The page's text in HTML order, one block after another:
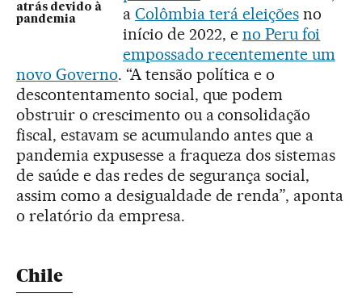
atrás devido à
pandemia
a Colômbia terá eleiçõesno
início de 2022, e no Peru foi
empossado recentemente um
novo Governo. “A tensão política e o
descontentamento social, que podem
obstruir o crescimento ou a consolidação
fiscal, estavam se acumulando antes que a
pandemia expusesse a fraqueza dos sistemas
de saúde e das redes de segurança social,
assim como a desigualdade de renda”, aponta
o relatório da empresa.
Chile